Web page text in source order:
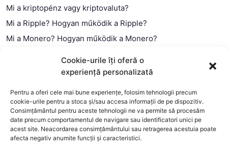
Cookie-urile îți oferă o
experiență personalizată
Pentru a oferi cele mai bune experiențe, folosim tehnologii precum
cookie-urile pentru a stoca și/sau accesa informații de pe dispozitiv.
Consimțământul pentru aceste tehnologii ne va permite să procesăm
date precum comportamentul de navigare sau identificatori unici pe
acest site. Neacordarea consimțământului sau retragerea acestuia poate
afecta negativ anumite funcții și caracteristici.
Mi a kriptopénz vagy kriptovaluta?
Mi a Ripple? Hogyan működik a Ripple?
Mi a Monero? Hogyan működik a Monero?
Mi a blokklánc (technológia)?